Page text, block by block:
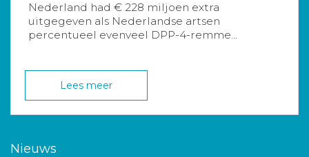
Nederland had € 228 miljoen extra
uitgegeven als Nederlandse artsen
percentueel evenveel DPP-4-remme...
Lees meer
Nieuws